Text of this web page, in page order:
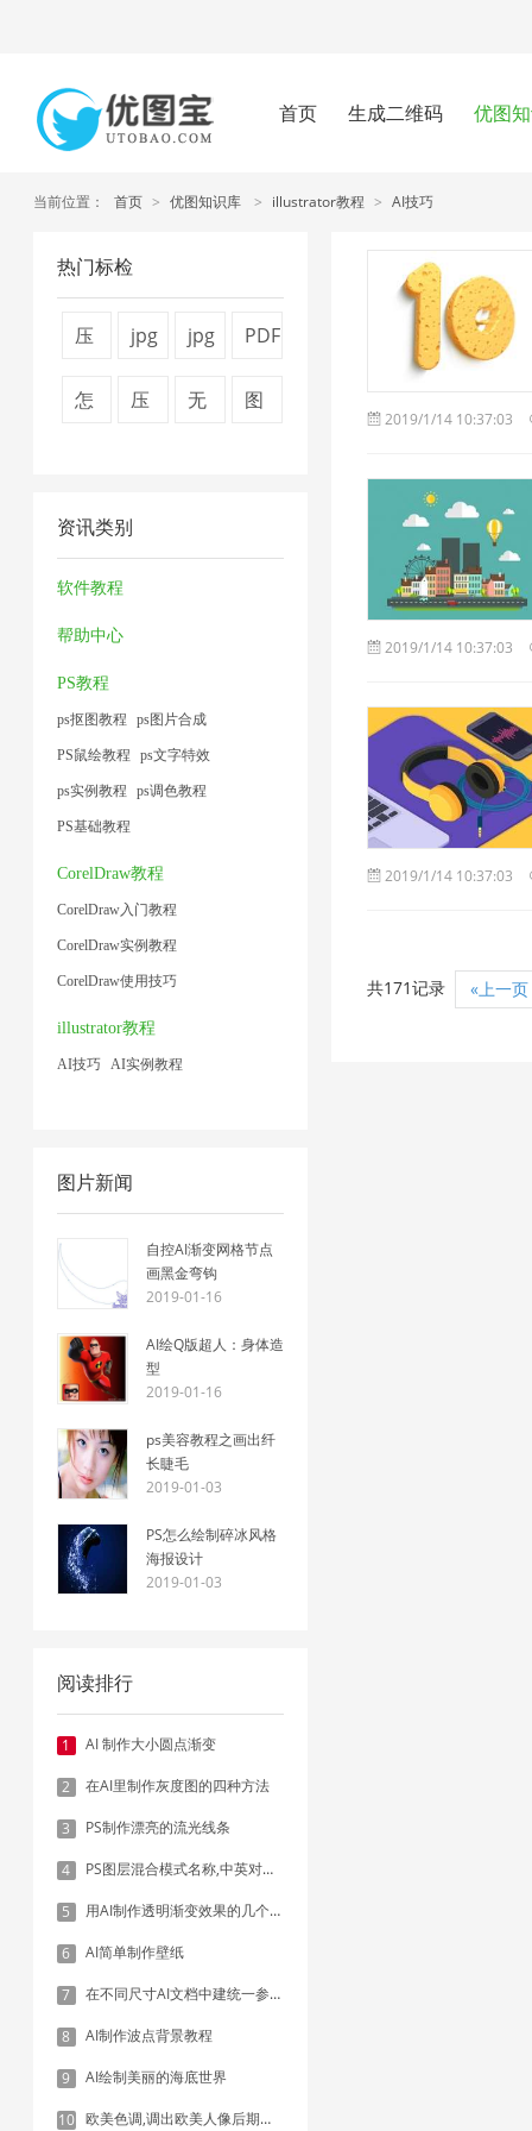
首页 生成二维码 优图
当前位置： 首页 > 优图知识库 > illustrator教程 > AI技巧
热门标检
压
大
小
jpg
缩
1
jpg
PDF
1
怎
缩
图
片
1
压
片
无
图
资讯类别
软件教程
帮助中心
PS教程
ps抠图教程 ps图片合成
PS鼠绘教程 ps文字特效
ps实例教程 ps调色教程
PS基础教程
CorelDraw教程
CorelDraw入门教程
CorelDraw实例教程
CorelDraw使用技巧
illustrator教程
AI技巧 AI实例教程
图片新闻
自控AI渐变网格节点
画黑金弯钩
2019-01-16
AI绘Q版超人：身体造
型
2019-01-16
ps美容教程之画出纤
长睫毛
2019-01-03
PS怎么绘制碎冰风格
海报设计
2019-01-03
阅读排行
1 AI 制作大小圆点渐变
2 在AI里制作灰度图的四种方法
3 PS制作漂亮的流光线条
4 PS图层混合模式名称,中英对照表
5 用AI制作透明渐变效果的几个方法
6 AI简单制作壁纸
7 在不同尺寸AI文档中建统一参考线 - 方法1：对齐和分布
8 AI制作波点背景教程
9 AI绘制美丽的海底世界
10 欧美色调,调出欧美人像后期色调实例
2019/1/14 10:37:03
2019/1/14 10:37:03
2019/1/14 10:37:03
共171记录 «上一页